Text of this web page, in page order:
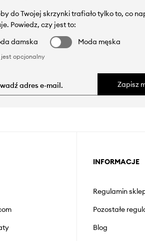
do Twojej skrzynki trafiało tylko to, co
Powiedz, czy jest to:
damska
Moda męska
opcjonalny
Zapisz
INFORMACJE
Regulamin
Pozostałe
Blog